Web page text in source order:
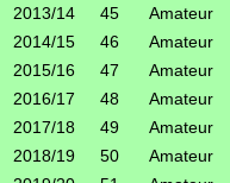
2013/14
45 Amateur
2014/15
46 Amateur
2015/16
47 Amateur
2016/17
48 Amateur
2017/18
49 Amateur
2018/19
50 Amateur